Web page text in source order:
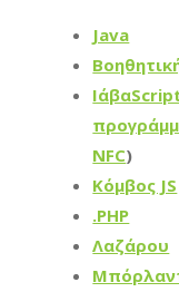
Java
NFC)
Κόμβος JS
.PHP
Λαζάρου